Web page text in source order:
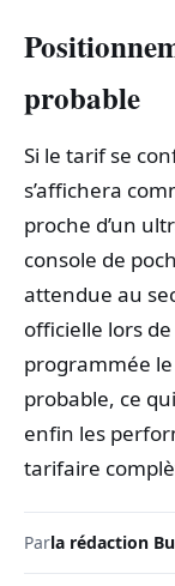
probable
Si le tarif se
s’affichera
proche d’un
console de
attendue au
officielle lors
programmée
probable, ce
enfin les
tarifaire
Parla rédaction